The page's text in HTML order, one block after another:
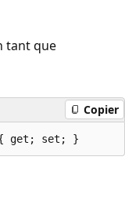
tant que
Copier
{ get; set; }